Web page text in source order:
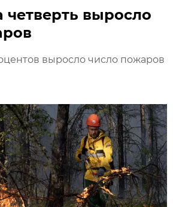
выросло
выросло число пожаров